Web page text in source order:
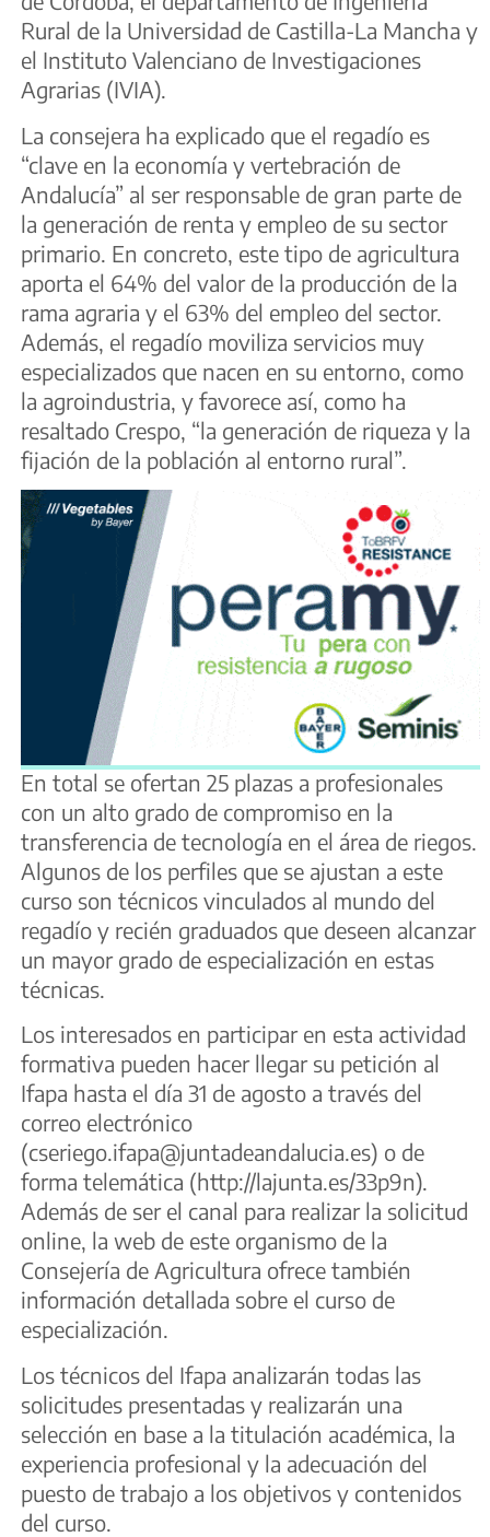
Rural de la Universidad de Castilla-La Mancha y
el Instituto Valenciano de Investigaciones
Agrarias (IVIA).
La consejera ha explicado que el regadío es
“clave en la economía y vertebración de
Andalucía” al ser responsable de gran parte de
la generación de renta y empleo de su sector
primario. En concreto, este tipo de agricultura
aporta el 64% del valor de la producción de la
rama agraria y el 63% del empleo del sector.
Además, el regadío moviliza servicios muy
especializados que nacen en su entorno, como
la agroindustria, y favorece así, como ha
resaltado Crespo, “la generación de riqueza y la
fijación de la población al entorno rural”.
En total se ofertan 25 plazas a profesionales
con un alto grado de compromiso en la
transferencia de tecnología en el área de riegos.
Algunos de los perfiles que se ajustan a este
curso son técnicos vinculados al mundo del
regadío y recién graduados que deseen alcanzar
un mayor grado de especialización en estas
técnicas.
Los interesados en participar en esta actividad
formativa pueden hacer llegar su petición al
Ifapa hasta el día 31 de agosto a través del
correo electrónico
(cseriego.ifapa@juntadeandalucia.es) o de
forma telemática (http://lajunta.es/33p9n).
Además de ser el canal para realizar la solicitud
online, la web de este organismo de la
Consejería de Agricultura ofrece también
información detallada sobre el curso de
especialización.
Los técnicos del Ifapa analizarán todas las
solicitudes presentadas y realizarán una
selección en base a la titulación académica, la
experiencia profesional y la adecuación del
puesto de trabajo a los objetivos y contenidos
del curso.